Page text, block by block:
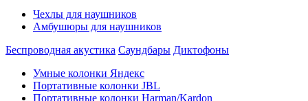
Чехлы для наушников
Амбушюры для наушников
Беспроводная акустика Саундбары Диктофоны
Умные колонки Яндекс
Портативные колонки JBL
Портативные колонки Harman/Kardon